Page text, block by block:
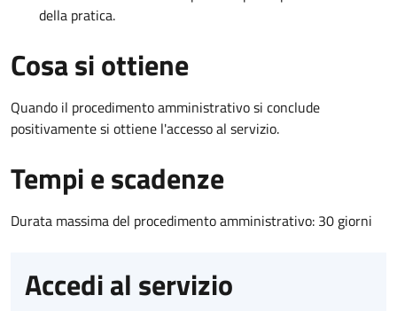
della pratica.
Cosa si ottiene
Quando il procedimento amministrativo si conclude
positivamente si ottiene l'accesso al servizio.
Tempi e scadenze
Durata massima del procedimento amministrativo: 30 giorni
Accedi al servizio